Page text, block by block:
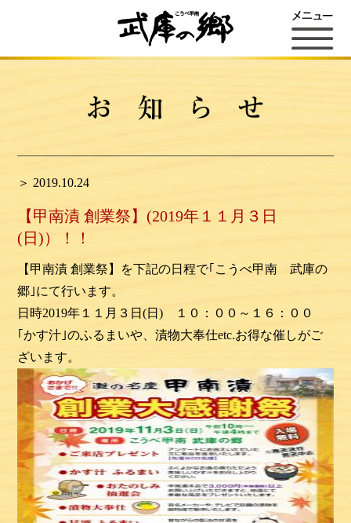
＞ 2019.10.24
【甲南漬 創業祭】(2019年１１月３日
(日)）！！
【甲南漬 創業祭】を下記の日程で｢こうべ甲南 武庫の
郷｣にて行います。
日時2019年１１月３日(日) １０：００～１６：００
｢かす汁｣のふるまいや、漬物大奉仕etc.お得な催しがご
ざいます。